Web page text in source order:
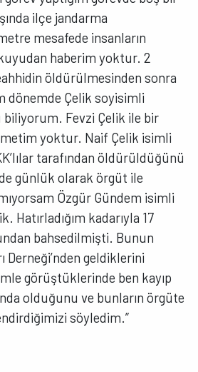
ilçe jandarma
mesafede insanların
haberim yoktur. 2
öldürülmesinden sonra
dönemde Çelik soyisimli
Fevzi Çelik ile bir
yoktur. Naif Çelik isimli
tarafından öldürüldüğünü
günlük olarak örgüt ile
Özgür Gündem isimli
Hatırladığım kadarıyla 17
bahsedilmişti. Bunun
Derneği’nden geldiklerini
görüştüklerinde ben kayıp
olduğunu ve bunların örgüte
söyledim.”